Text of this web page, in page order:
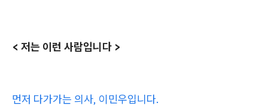
< 저는 이런 사람입니다 >
먼저 다가가는 의사, 이민우입니다.